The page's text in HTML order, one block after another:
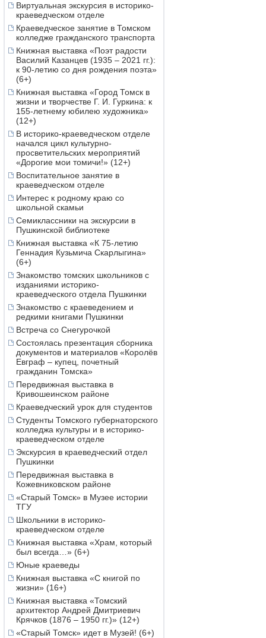
Виртуальная экскурсия в историко-
краеведческом отделе
Краеведческое занятие в Томском
колледже гражданского транспорта
Книжная выставка «Поэт радости
Василий Казанцев (1935 – 2021 гг.):
к 90-летию со дня рождения поэта»
(6+)
Книжная выставка «Город Томск в
жизни и творчестве Г. И. Гуркина: к
155-летнему юбилею художника»
(12+)
В историко-краеведческом отделе
начался цикл культурно-
просветительских мероприятий
«Дорогие мои томичи!» (12+)
Воспитательное занятие в
краеведческом отделе
Интерес к родному краю со
школьной скамьи
Семиклассники на экскурсии в
Пушкинской библиотеке
Книжная выставка «К 75-летию
Геннадия Кузьмича Скарлыгина»
(6+)
Знакомство томских школьников с
изданиями историко-
краеведческого отдела Пушкинки
Знакомство с краеведением и
редкими книгами Пушкинки
Встреча со Снегурочкой
Состоялась презентация сборника
документов и материалов «Королёв
Евграф – купец, почетный
гражданин Томска»
Передвижная выставка в
Кривошеинском районе
Краеведческий урок для студентов
Студенты Томского губернаторского
колледжа культуры и в историко-
краеведческом отделе
Экскурсия в краеведческий отдел
Пушкинки
Передвижная выставка в
Кожевниковском районе
«Старый Томск» в Музее истории
ТГУ
Школьники в историко-
краеведческом отделе
Книжная выставка «Храм, который
был всегда…» (6+)
Юные краеведы
Книжная выставка «С книгой по
жизни» (16+)
Книжная выставка «Томский
архитектор Андрей Дмитриевич
Крячков (1876 – 1950 гг.)» (12+)
«Старый Томск» идет в Музей! (6+)